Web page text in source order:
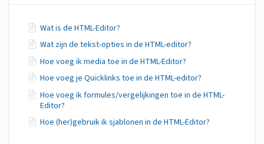
Wat is de HTML-Editor?
Wat zijn de tekst-opties in de HTML-editor?
Hoe voeg ik media toe in de HTML-Editor?
Hoe voeg je Quicklinks toe in de HTML-editor?
Hoe voeg ik formules/vergelijkingen toe in de HTML-
Editor?
Hoe (her)gebruik ik sjablonen in de HTML-Editor?